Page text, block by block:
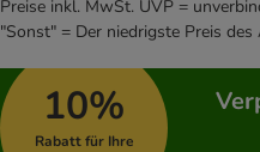
Preise inkl. MwSt. UVP =
"Sonst" = Der niedrigste Preis
10%
Rabatt für Ihre